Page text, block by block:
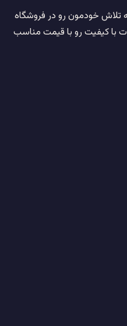
تلاش خودمون رو در فروشگاه
با کیفیت رو با قیمت مناسب